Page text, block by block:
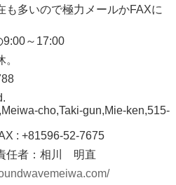
も多いので極力メールかFAXに
9:00～17:00
cho,Taki-gun,Mie-ken,515-
: +81596-52-7675
任者：相川 明直